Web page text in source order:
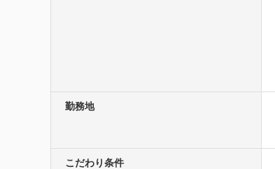
勤務地
こだわり条件